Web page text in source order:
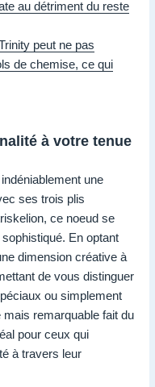
au détriment du reste
peut ne pas
de chemise, ce qui
à votre tenue
une
ses trois plis
ce noeud se
En optant
dimension créative à
de vous distinguer
ou simplement
mais remarquable fait du
pour ceux qui
à travers leur